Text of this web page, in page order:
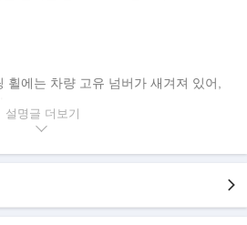
에는 차량 고유 넘버가 새겨져 있어,
설명글